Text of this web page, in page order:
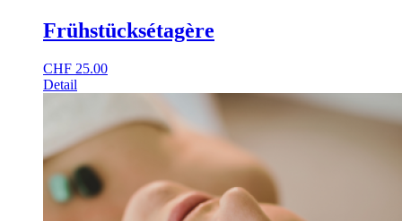
Frühstücksétagère
CHF 25.00
Detail